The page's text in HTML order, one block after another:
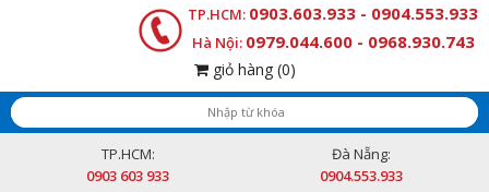
TP.HCM: 0903.603.933 - 0904.553.933
Hà Nội: 0979.044.600 - 0968.930.743
giỏ hàng (0)
TP.HCM:
0903 603 933
Đà Nẵng:
0904.553.933